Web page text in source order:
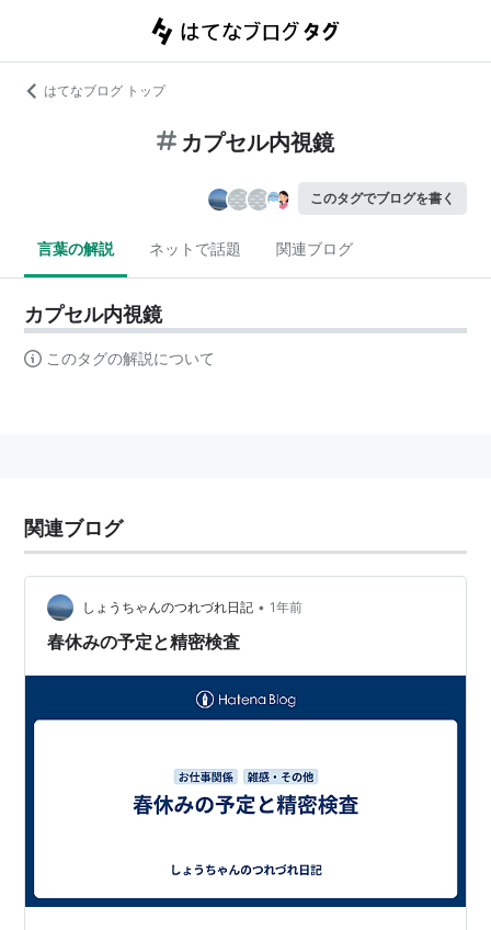
はてなブログ トップ
カプセル内視鏡
このタグでブログを書く
言葉の解説 ネットで話題 関連ブログ
カプセル内視鏡
このタグの解説について
関連ブログ
しょうちゃんのつれづれ日記 • 1年前
春休みの予定と精密検査